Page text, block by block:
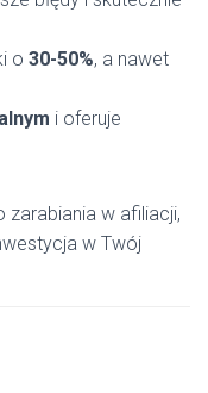
o 30-50%, a nawet
i oferuje
w afiliacji,
w Twój